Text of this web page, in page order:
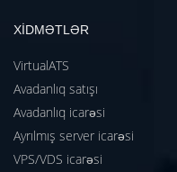
XİDMƏTLƏR
VirtualATS
Avadanlıq satışı
Avadanlıq icarəsi
Ayrılmış server icarəsi
VPS/VDS icarəsi